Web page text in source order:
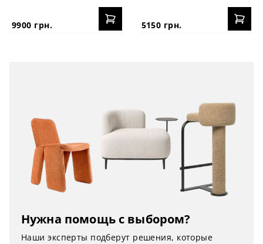
9900 грн. 5150 грн.
Нужна помощь с выбором?
Наши эксперты подберут решения, которые